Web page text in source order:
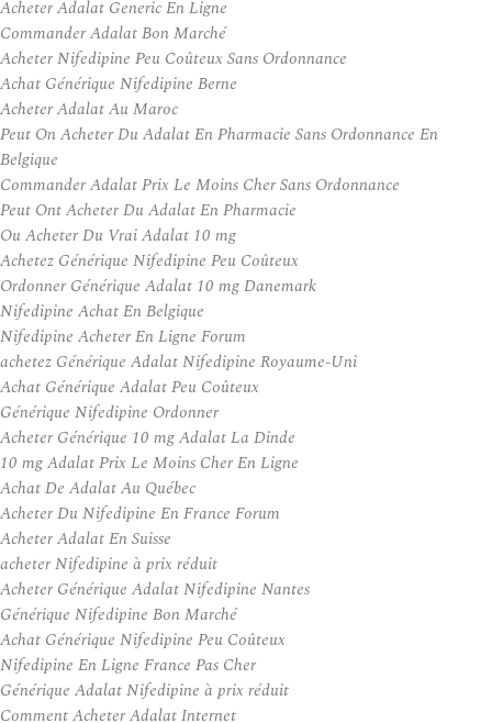
Acheter Adalat Generic En Ligne
Commander Adalat Bon Marché
Acheter Nifedipine Peu Coûteux Sans Ordonnance
Achat Générique Nifedipine Berne
Acheter Adalat Au Maroc
Peut On Acheter Du Adalat En Pharmacie Sans Ordonnance En
Belgique
Commander Adalat Prix Le Moins Cher Sans Ordonnance
Peut Ont Acheter Du Adalat En Pharmacie
Ou Acheter Du Vrai Adalat 10 mg
Achetez Générique Nifedipine Peu Coûteux
Ordonner Générique Adalat 10 mg Danemark
Nifedipine Achat En Belgique
Nifedipine Acheter En Ligne Forum
achetez Générique Adalat Nifedipine Royaume-Uni
Achat Générique Adalat Peu Coûteux
Générique Nifedipine Ordonner
Acheter Générique 10 mg Adalat La Dinde
10 mg Adalat Prix Le Moins Cher En Ligne
Achat De Adalat Au Québec
Acheter Du Nifedipine En France Forum
Acheter Adalat En Suisse
acheter Nifedipine à prix réduit
Acheter Générique Adalat Nifedipine Nantes
Générique Nifedipine Bon Marché
Achat Générique Nifedipine Peu Coûteux
Nifedipine En Ligne France Pas Cher
Générique Adalat Nifedipine à prix réduit
Comment Acheter Adalat Internet